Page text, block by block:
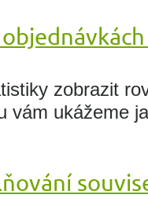
zobrazit
vám ukážeme